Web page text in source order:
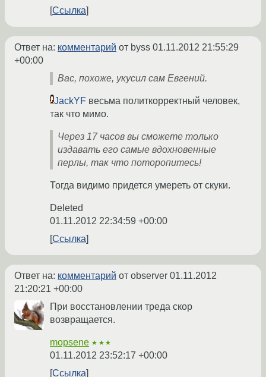
Ссылка
Ответ на: комментарий от byss 01.11.2012 21:55:29
+00:00
Вас, похоже, укусил сам Евгений.
JackYF весьма политкорректный человек,
так что мимо.
Через 17 часов вы сможете только
издавать его самые вдохновенные
перлы, так что поторопитесь!
Тогда видимо придется умереть от скуки.
Deleted
01.11.2012 22:34:59 +00:00
Ссылка
Ответ на: комментарий от observer 01.11.2012
21:20:21 +00:00
При восстановлении треда скор
возвращается.
mopsene ★★★
01.11.2012 23:52:17 +00:00
Ссылка